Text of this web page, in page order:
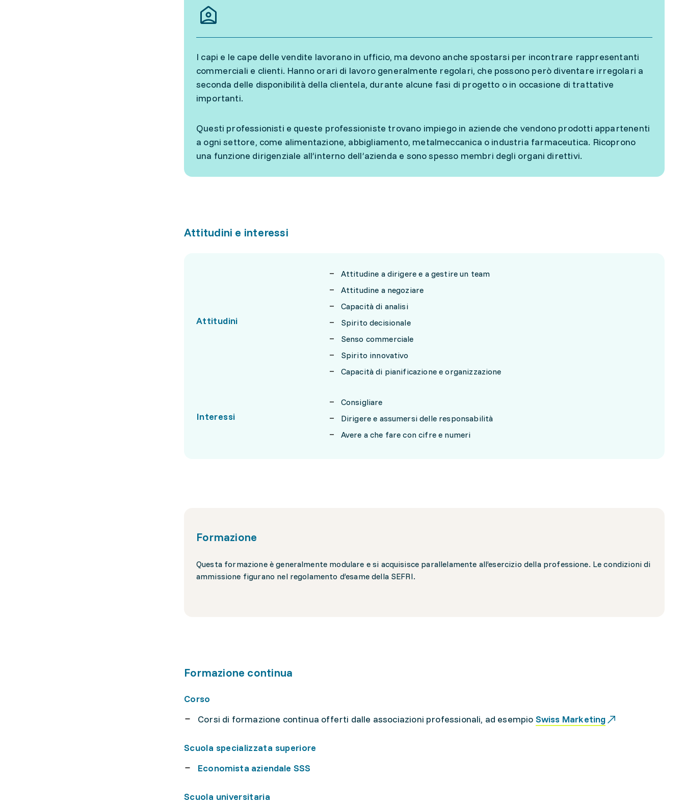
I capi e le cape delle vendite lavorano in ufficio, ma devono anche spostarsi per incontrare rappresentanti
commerciali e clienti. Hanno orari di lavoro generalmente regolari, che possono però diventare irregolari a
seconda delle disponibilità della clientela, durante alcune fasi di progetto o in occasione di trattative
importanti.
Questi professionisti e queste professioniste trovano impiego in aziende che vendono prodotti appartenenti
a ogni settore, come alimentazione, abbigliamento, metalmeccanica o industria farmaceutica. Ricoprono
una funzione dirigenziale all’interno dell’azienda e sono spesso membri degli organi direttivi.
Attitudini e interessi
Attitudini
Attitudine a dirigere e a gestire un team
Attitudine a negoziare
Capacità di analisi
Spirito decisionale
Senso commerciale
Spirito innovativo
Capacità di pianificazione e organizzazione
Interessi
Consigliare
Dirigere e assumersi delle responsabilità
Avere a che fare con cifre e numeri
Formazione
Questa formazione è generalmente modulare e si acquisisce parallelamente all’esercizio della professione. Le condizioni di
ammissione figurano nel regolamento d’esame della SEFRI.
Formazione continua
Corso
Corsi di formazione continua offerti dalle associazioni professionali, ad esempio Swiss Marketing
Scuola specializzata superiore
Economista aziendale SSS
Scuola universitaria